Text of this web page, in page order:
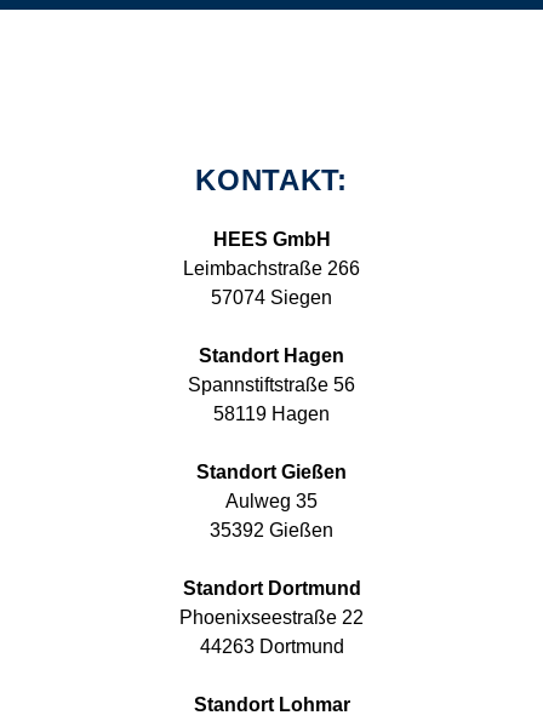
KONTAKT:
HEES GmbH
Leimbachstraße 266
57074 Siegen
Standort Hagen
Spannstiftstraße 56
58119 Hagen
Standort Gießen
Aulweg 35
35392 Gießen
Standort Dortmund
Phoenixseestraße 22
44263 Dortmund
Standort Lohmar